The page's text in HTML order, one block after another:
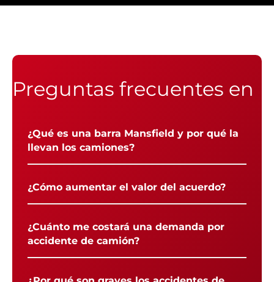
Preguntas frecuentes en
¿Qué es una barra Mansfield y por qué la
llevan los camiones?
¿Cómo aumentar el valor del acuerdo?
¿Cuánto me costará una demanda por
accidente de camión?